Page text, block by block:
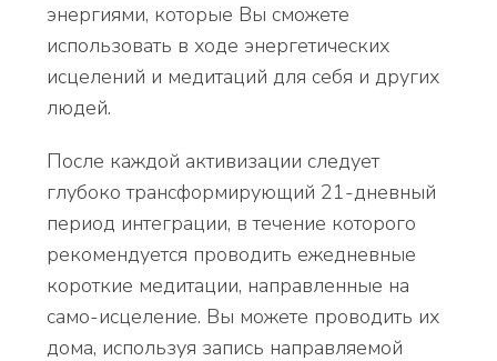
энергиями, которые Вы сможете
использовать в ходе энергетических
исцелений и медитаций для себя и других
людей.
После каждой активизации следует
глубоко трансформирующий 21-дневный
период интеграции, в течение которого
рекомендуется проводить ежедневные
короткие медитации, направленные на
само-исцеление. Вы можете проводить их
дома, используя запись направляемой